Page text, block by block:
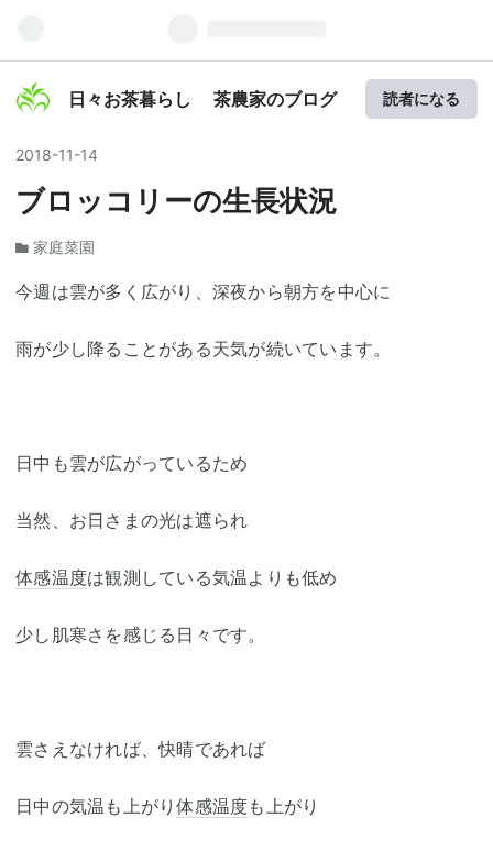
日々お茶暮らし 茶農家のブログ 読者になる
2018-11-14
ブロッコリーの生長状況
家庭菜園
今週は雲が多く広がり、深夜から朝方を中心に
雨が少し降ることがある天気が続いています。
日中も雲が広がっているため
当然、お日さまの光は遮られ
体感温度は観測している気温よりも低め
少し肌寒さを感じる日々です。
雲さえなければ、快晴であれば
日中の気温も上がり体感温度も上がり